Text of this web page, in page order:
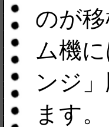
のが
ム機
ンジ
ます